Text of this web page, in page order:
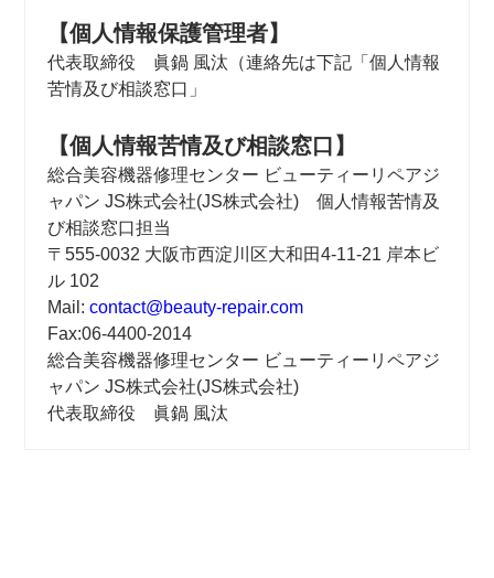
【個人情報保護管理者】
代表取締役 眞鍋 風汰（連絡先は下記「個人情報
苦情及び相談窓口」
【個人情報苦情及び相談窓口】
総合美容機器修理センター ビューティーリペアジ
ャパン JS株式会社(JS株式会社) 個人情報苦情及
び相談窓口担当
〒555-0032 大阪市西淀川区大和田4-11-21 岸本ビ
ル 102
Mail:contact@beauty-repair.com
Fax:06-4400-2014
総合美容機器修理センター ビューティーリペアジ
ャパン JS株式会社(JS株式会社)
代表取締役 眞鍋 風汰